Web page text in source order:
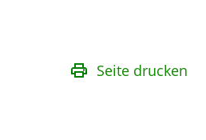
Seite drucken